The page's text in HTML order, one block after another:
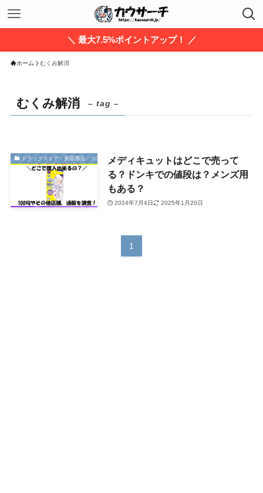
＼ 最大7.5%ポイントアップ！ ／
ホーム むくみ解消
むくみ解消 – tag –
ドラックストア・美容用品・コスメ
メディキュットはどこで売って
る？ドンキでの値段は？メンズ用
もある？
2024年7月4日 2025年1月20日
1